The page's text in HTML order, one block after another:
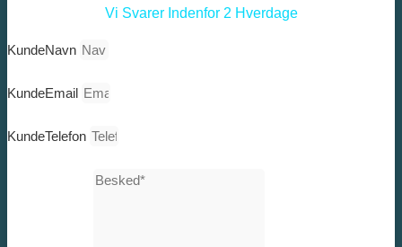
Vi Svarer Indenfor 2 Hverdage
KundeNavn
KundeEmail
KundeTelefon